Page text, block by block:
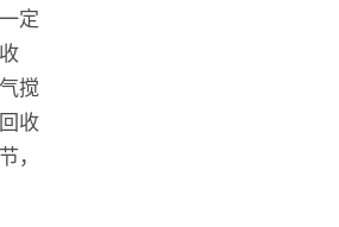
定
搅
收
，